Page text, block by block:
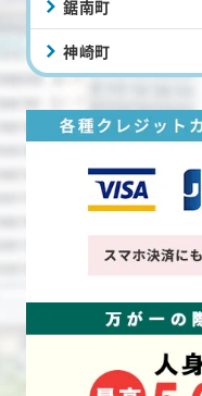
鋸南町
神崎町